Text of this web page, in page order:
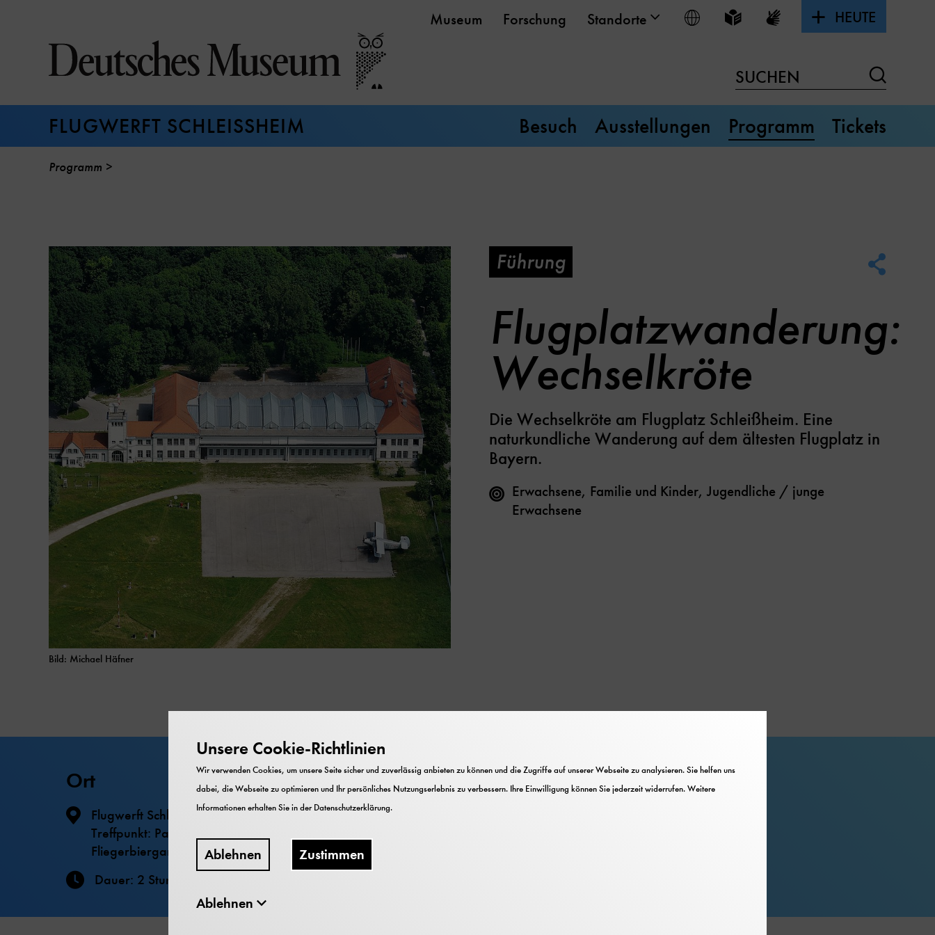
Seiteninhalt
Museum Forschung Standorte Sprache wählen
Leichte Sprache
Gebärdensprache
HEUTE
SUCHEN
FLUGWERFT SCHLEISSHEIM Besuch Ausstellungen Programm Tickets
Programm
Bild: Michael Häfner
Führung
Flugplatzwanderung:
Wechselkröte
Die Wechselkröte am Flugplatz Schleißheim. Eine
naturkundliche Wanderung auf dem ältesten Flugplatz in
Bayern.
Erwachsene, Familie und Kinder, Jugendliche / junge
Erwachsene
Ort
Flugwerft Schleißheim
Treffpunkt: Parkplatz vor
Fliegerbiergarten (Jägerstraße)
Dauer: 2 Stunden
Kosten
Der Eintritt ist frei. Spenden
Hinweise
Unsere Cookie-Richtlinien
Wir verwenden Cookies, um unsere Seite sicher und zuverlässig anbieten zu können und die Zugriffe auf unserer Webseite zu analysieren. Sie helfen uns
dabei, die Webseite zu optimieren und Ihr persönliches Nutzungserlebnis zu verbessern. Ihre Einwilligung können Sie jederzeit widerrufen. Weitere
Informationen erhalten Sie in derDatenschutzerklärung.
Ablehnen Zustimmen
Ablehnen